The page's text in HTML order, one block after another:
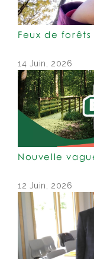
Feux de forêts
14 Juin, 2026
Nouvelle
12 Juin, 2026